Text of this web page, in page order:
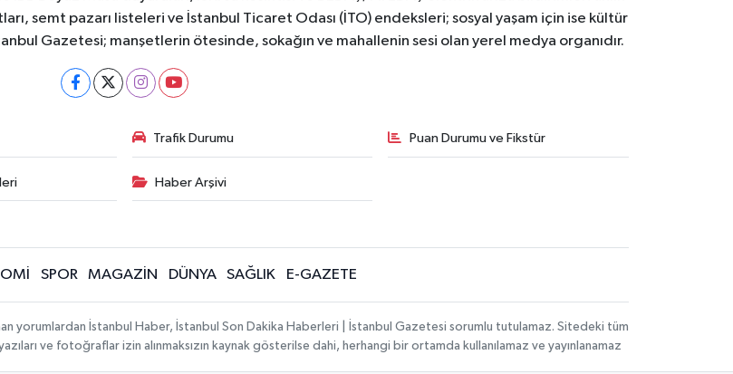
semt pazarı listeleri ve İstanbul Ticaret Odası (İTO) endeksleri; sosyal yaşam için ise kültür
Gazetesi; manşetlerin ötesinde, sokağın ve mahallenin sesi olan yerel medya organıdır.
Trafik Durumu Puan Durumu ve Fikstür
Haber Arşivi
SPOR MAGAZİN DÜNYA SAĞLIK E-GAZETE
yorumlardan İstanbul Haber, İstanbul Son Dakika Haberleri | İstanbul Gazetesi sorumlu tutulamaz. Sitedeki tüm
ve fotoğraflar izin alınmaksızın kaynak gösterilse dahi, herhangi bir ortamda kullanılamaz ve yayınlanamaz